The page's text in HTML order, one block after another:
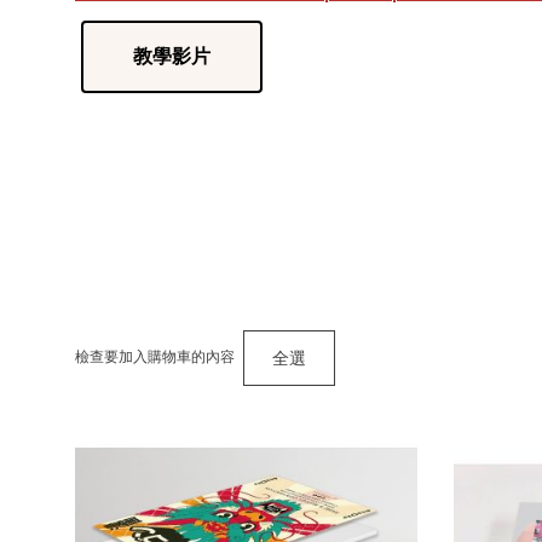
教學影片
檢查要加入購物車的內容 全選